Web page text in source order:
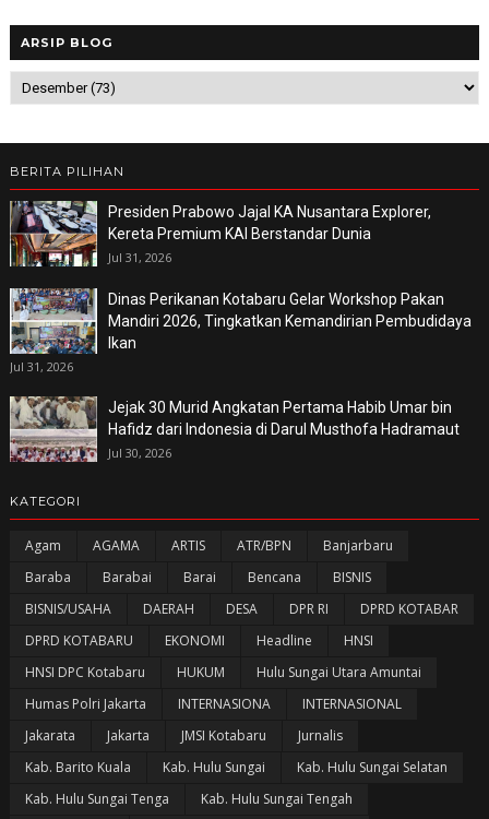
ARSIP BLOG
BERITA PILIHAN
Presiden Prabowo Jajal KA Nusantara Explorer,
Kereta Premium KAI Berstandar Dunia
Jul 31, 2026
Dinas Perikanan Kotabaru Gelar Workshop Pakan
Mandiri 2026, Tingkatkan Kemandirian Pembudidaya
Ikan
Jul 31, 2026
Jejak 30 Murid Angkatan Pertama Habib Umar bin
Hafidz dari Indonesia di Darul Musthofa Hadramaut
Jul 30, 2026
KATEGORI
Agam AGAMA ARTIS ATR/BPN
Banjarbaru
Baraba
Barabai Barai Bencana
BISNIS
BISNIS/USAHA
DAERAH DESA DPR RI
DPRD KOTABAR
DPRD KOTABARU
EKONOMI Headline
HNSI
HNSI DPC Kotabaru
HUKUM
Hulu Sungai Utara Amuntai
Humas Polri Jakarta
INTERNASIONA
INTERNASIONAL
Jakarata
Jakarta JMSI Kotabaru
Jurnalis
Kab. Barito Kuala
Kab. Hulu Sungai
Kab. Hulu Sungai Selatan
Kab. Hulu Sungai Tenga
Kab. Hulu Sungai Tengah